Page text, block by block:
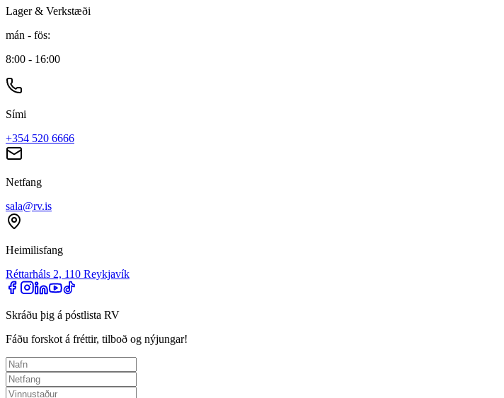
Lager & Verkstæði
mán - fös:
8:00 - 16:00
Sími
+354 520 6666
Netfang
sala@rv.is
Heimilisfang
Réttarháls 2, 110 Reykjavík
Skráðu þig á póstlista RV
Fáðu forskot á fréttir, tilboð og nýjungar!